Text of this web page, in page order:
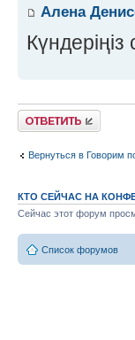
Алена
Күндеріңіз
Ответить
Вернуться в Говорим
КТО СЕЙЧАС НА
Сейчас этот форум
Список форумов